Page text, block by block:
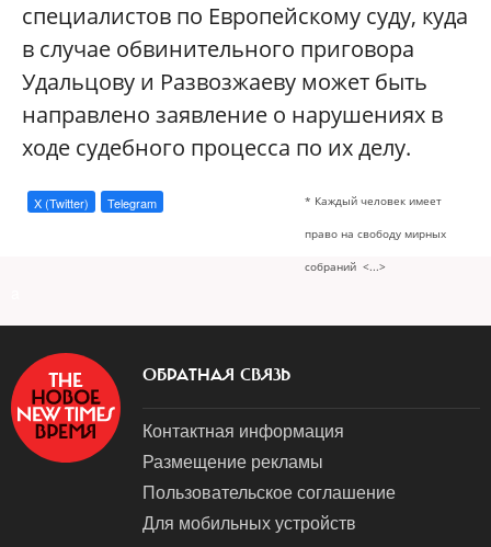
специалистов по Европейскому суду, куда
в случае обвинительного приговора
Удальцову и Развозжаеву может быть
направлено заявление о нарушениях в
ходе судебного процесса по их делу.
* Каждый человек имеет
право на свободу мирных
собраний <...>
X (Twitter) Telegram
ОБРАТНАЯ СВЯЗЬ
Контактная информация
Размещение рекламы
Пользовательское соглашение
Для мобильных устройств